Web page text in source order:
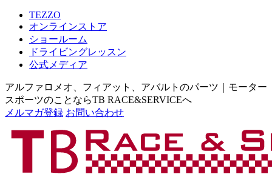
TEZZO
オンラインストア
ショールーム
ドライビングレッスン
公式メディア
アルファロメオ、フィアット、アバルトのパーツ｜モーター
スポーツのことならTB RACE&SERVICEへ
メルマガ登録 お問い合わせ